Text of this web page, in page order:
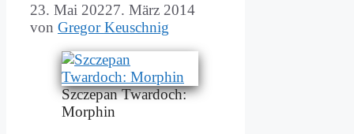
23. Mai 20227. März 2014
von Gregor Keuschnig
Szc­ze­pan Twar­doch:
Mor­phin